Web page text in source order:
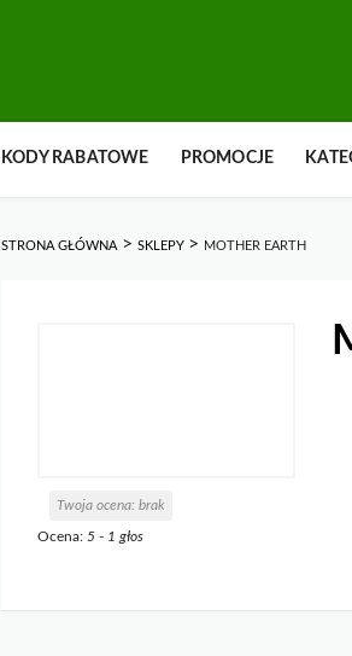
KODY RABATOWE PROMOCJE
STRONA GŁÓWNA > SKLEPY > MOTHER EARTH
Twoja ocena: brak
Ocena: 5 - 1 głos